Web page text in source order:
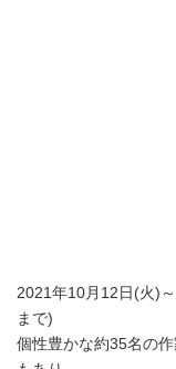
2021年10月12日(火)
まで)
個性豊かな約35名の